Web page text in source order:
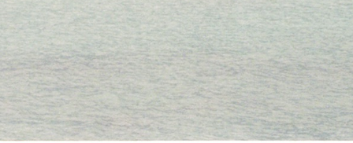
LA VIE EST PLUS COURTE
QU’UN JOUR D’HIVER (2005)
CARNET 1 – ANNE-MARIE
PÉCHEUR (2002)